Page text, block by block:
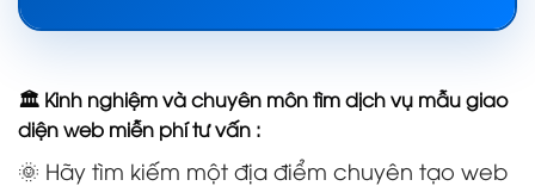
🏛️ Kinh nghiệm và chuyên môn tìm dịch vụ mẫu giao
diện web miễn phí tư vấn :
🌞 Hãy tìm kiếm một địa điểm chuyên tạo web